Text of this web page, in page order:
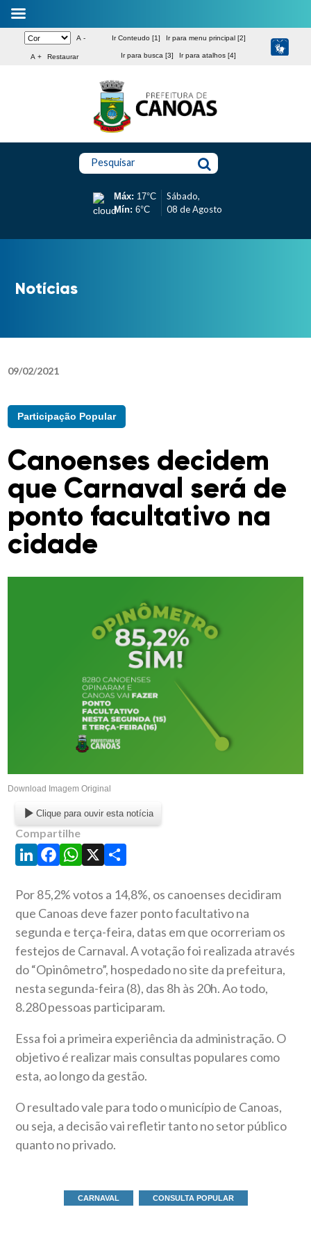
A -
A + Restaurar
Ir Conteudo [1] Ir para menu principal [2]
Ir para busca [3] Ir para atalhos [4]
Pesquisar
Máx: 17°C
Mín: 6°C
Sábado,
08 de Agosto
Notícias
09/02/2021
Participação Popular
Canoenses decidem
que Carnaval será de
ponto facultativo na
cidade
Download Imagem Original
Clique para ouvir esta notícia
Compartilhe
LinkedIn
Facebook
WhatsApp
X Share
Por 85,2% votos a 14,8%, os canoenses decidiram
que Canoas deve fazer ponto facultativo na
segunda e terça-feira, datas em que ocorreriam os
festejos de Carnaval. A votação foi realizada através
do “Opinômetro”, hospedado no site da prefeitura,
nesta segunda-feira (8), das 8h às 20h. Ao todo,
8.280 pessoas participaram.
Essa foi a primeira experiência da administração. O
objetivo é realizar mais consultas populares como
esta, ao longo da gestão.
O resultado vale para todo o município de Canoas,
ou seja, a decisão vai refletir tanto no setor público
quanto no privado.
CARNAVAL CONSULTA POPULAR